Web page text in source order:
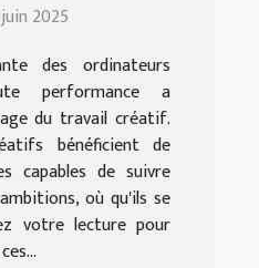
le travail
2025
des ordinateurs
performance a
du travail créatif.
bénéficient de
capables de suivre
où qu'ils se
votre lecture pour